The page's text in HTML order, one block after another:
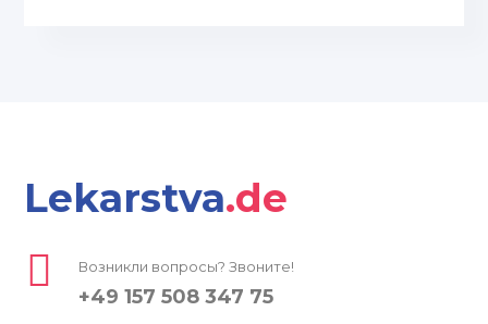
Lekarstva.de
Возникли вопросы? Звоните!
+49 157 508 347 75